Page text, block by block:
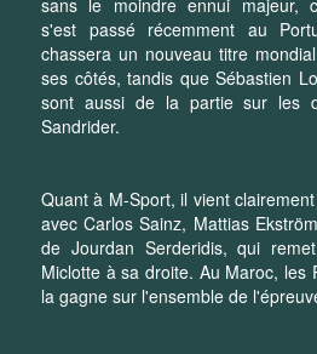
s'est passé récemment au
chassera un nouveau titre
ses côtés, tandis que Sébastien
sont aussi de la partie sur les
Sandrider.
Quant à M-Sport, il vient
avec Carlos Sainz, Mattias
de Jourdan Serderidis, qui
Miclotte à sa droite. Au Maroc, les
la gagne sur l'ensemble de